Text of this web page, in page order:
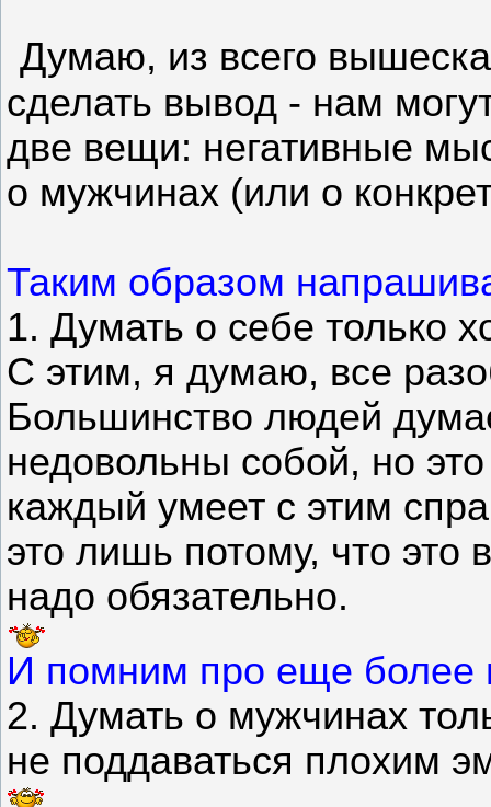
Думаю, из всего
сделать вывод - нам
две вещи: негативные
о мужчинах (или о
Таким образом
1. Думать о себе только
С этим, я думаю, все
Большинство людей
недовольны собой, но
каждый умеет с этим
это лишь потому, что
надо обязательно.
И помним про еще более
2. Думать о мужчинах
не поддаваться плохим